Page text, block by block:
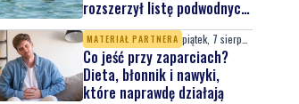
rozszerzył listę podwodnych
atrakcji
MATERIAŁ PARTNERA
Co jeść przy zaparciach?
Dieta, błonnik i nawyki,
które naprawdę działają